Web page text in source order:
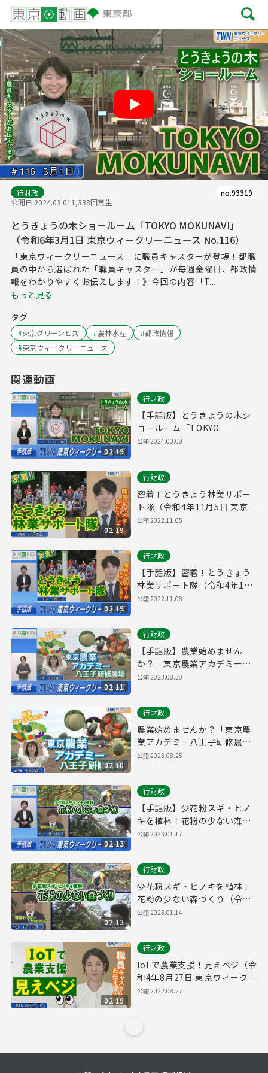
Play
行財政
公開日 2024.03.011,338回再生
no.93319
とうきょうの木ショールーム「TOKYO MOKUNAVI」
（令和6年3月1日 東京ウィークリーニュース No.116）
「東京ウィークリーニュース」に職員キャスターが登場！都職
員の中から選ばれた「職員キャスター」が毎週金曜日、都政情
報をわかりやすくお伝えします！》今回の内容「T...
もっと見る
タグ
#東京グリーンビズ #農林水産 #都政情報
#東京ウィークリーニュース
関連動画
02:19
行財政
【手話版】とうきょうの木シ
ョールーム「TOKYO
MOKUNAVI」（令和6年3月1
公開2024.03.08
02:19
行財政
密着！とうきょう林業サポー
ト隊（令和4年11月5日 東京ウ
ィークリーニュース No.56）
公開2022.11.05
02:19
行財政
【手話版】密着！とうきょう
林業サポート隊（令和4年11
月5日 東京ウィークリーニュ
公開2022.11.08
02:11
行財政
【手話版】農業始めません
か？「東京農業アカデミー八
王子研修農場」（令和5年8月
公開2023.08.30
02:10
行財政
農業始めませんか？「東京農
業アカデミー八王子研修農
場」（令和5年8月25日 東京ウ
公開2023.08.25
02:13
行財政
【手話版】少花粉スギ・ヒノ
キを植林！花粉の少ない森づ
くり（令和5年1月14日 東京ウ
公開2023.01.17
02:13
行財政
少花粉スギ・ヒノキを植林！
花粉の少ない森づくり（令和5
年1月14日 東京ウィークリー
公開2023.01.14
02:19
行財政
IoTで農業支援！見えベジ（令
和4年8月27日 東京ウィークリ
ーニュース No.46）
公開2022.08.27